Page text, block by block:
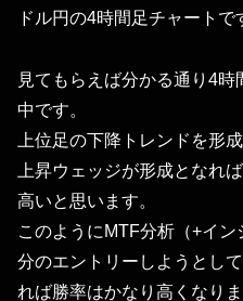
ドル円の4時間足チャートで
見てもらえば分かる通り4
中です。
上位足の下降トレンドを形
上昇ウェッジが形成となれ
高いと思います。
このようにMTF分析（+イ
分のエントリーしようとし
れば勝率はかなり高くなりま